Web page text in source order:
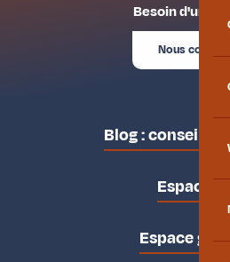
Besoin d'un
Nous
Blog : conseils
Espace
Espace